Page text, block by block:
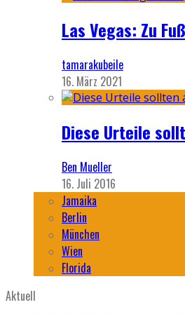
Las Vegas: Zu
tamarakubeile
16. März 2021
Diese Urteile
Ben Mueller
16. Juli 2016
Jamaika
Berlin
München
Wien
Florida
Aktuell